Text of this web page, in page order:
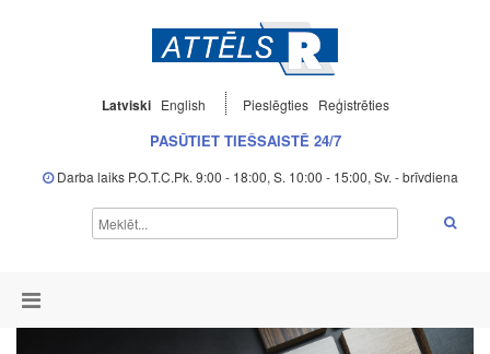
Latviski English Pieslēgties Reģistrēties
PASŪTIET TIEŠSAISTĒ 24/7
Darba laiks P.O.T.C.Pk. 9:00 - 18:00, S. 10:00 - 15:00, Sv. - brīvdiena